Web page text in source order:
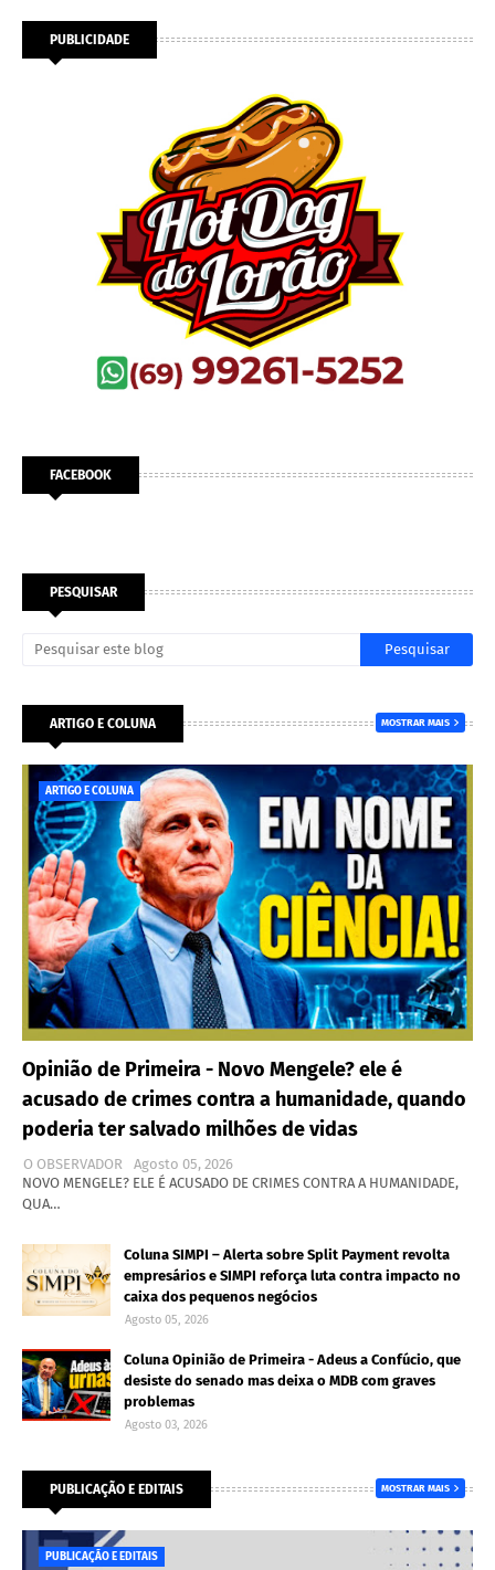
PUBLICIDADE
FACEBOOK
PESQUISAR
ARTIGO E COLUNA MOSTRAR MAIS
ARTIGO E COLUNA
Opinião de Primeira - Novo Mengele? ele é
acusado de crimes contra a humanidade, quando
poderia ter salvado milhões de vidas
O OBSERVADOR
Agosto 05, 2026
NOVO MENGELE? ELE É ACUSADO DE CRIMES CONTRA A HUMANIDADE,
QUA…
Coluna SIMPI – Alerta sobre Split Payment revolta
empresários e SIMPI reforça luta contra impacto no
caixa dos pequenos negócios
Agosto 05, 2026
Coluna Opinião de Primeira - Adeus a Confúcio, que
desiste do senado mas deixa o MDB com graves
problemas
Agosto 03, 2026
PUBLICAÇÃO E EDITAIS MOSTRAR MAIS
PUBLICAÇÃO E EDITAIS